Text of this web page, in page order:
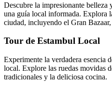
Descubre la impresionante belleza
una guía local informada. Explora
ciudad, incluyendo el Gran
Tour de Estambul Local
Experimente la verdadera esencia
local. Explore las ruedas movidas
tradicionales y la deliciosa cocina.